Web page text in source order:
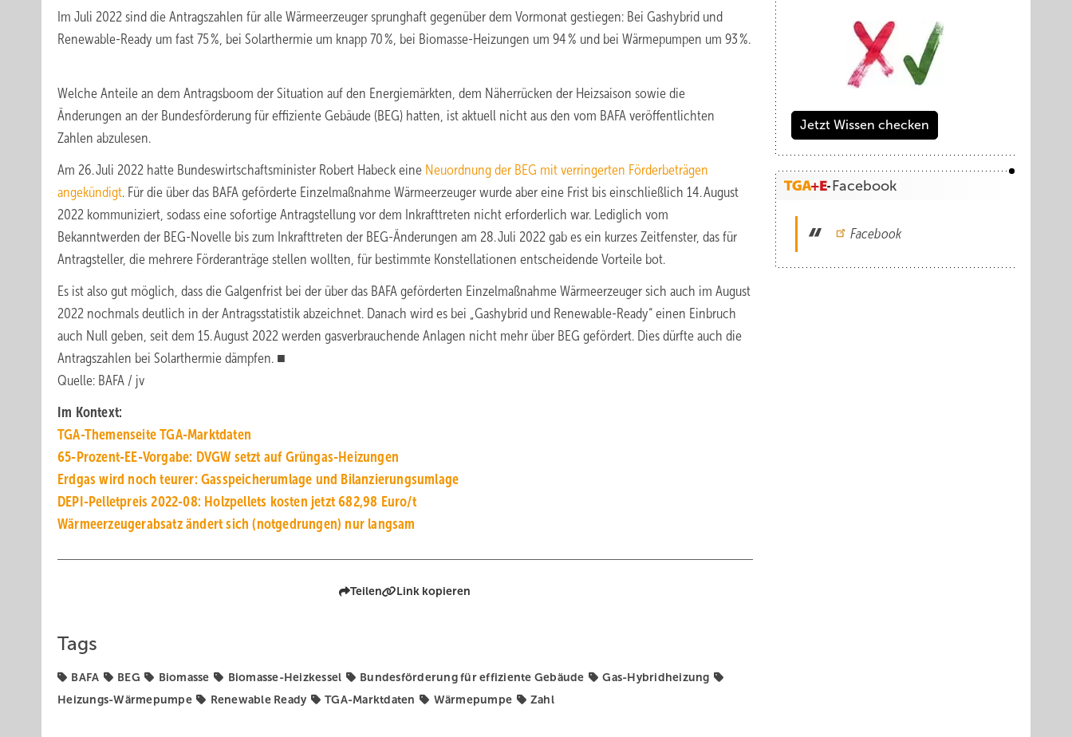
Im Juli 2022 sind die Antragszahlen für alle Wärmeerzeuger sprunghaft gegenüber dem Vormonat gestiegen: Bei Gashybrid und
Renewable-Ready um fast 75 %, bei Solarthermie um knapp 70 %, bei Biomasse-Heizungen um 94 % und bei Wärmepumpen um 93 %.
Welche Anteile an dem Antragsboom der Situation auf den Energiemärkten, dem Näherrücken der Heizsaison sowie die
Änderungen an der Bundesförderung für effiziente Gebäude (BEG) hatten, ist aktuell nicht aus den vom BAFA veröffentlichten
Zahlen abzulesen.
Am 26. Juli 2022 hatte Bundeswirtschaftsminister Robert Habeck eine Neuordnung der BEG mit verringerten Förderbeträgen
angekündigt. Für die über das BAFA geförderte Einzelmaßnahme Wärmeerzeuger wurde aber eine Frist bis einschließlich 14. August
2022 kommuniziert, sodass eine sofortige Antragstellung vor dem Inkrafttreten nicht erforderlich war. Lediglich vom
Bekanntwerden der BEG-Novelle bis zum Inkrafttreten der BEG-Änderungen am 28. Juli 2022 gab es ein kurzes Zeitfenster, das für
Antragsteller, die mehrere Förderanträge stellen wollten, für bestimmte Konstellationen entscheidende Vorteile bot.
Es ist also gut möglich, dass die Galgenfrist bei der über das BAFA geförderten Einzelmaßnahme Wärmeerzeuger sich auch im August
2022 nochmals deutlich in der Antragsstatistik abzeichnet. Danach wird es bei „Gashybrid und Renewable-Ready“ einen Einbruch
auch Null geben, seit dem 15. August 2022 werden gasverbrauchende Anlagen nicht mehr über BEG gefördert. Dies dürfte auch die
Antragszahlen bei Solarthermie dämpfen. ■
Quelle: BAFA / jv
Im Kontext:
TGA-Themenseite TGA-Marktdaten
65-Prozent-EE-Vorgabe: DVGW setzt auf Grüngas-Heizungen
Erdgas wird noch teurer: Gasspeicherumlage und Bilanzierungsumlage
DEPI-Pelletpreis 2022-08: Holzpellets kosten jetzt 682,98 Euro/t
Wärmeerzeugerabsatz ändert sich (notgedrungen) nur langsam
Teilen Link kopieren
Tags
BAFA BEG Biomasse Biomasse-Heizkessel Bundesförderung für effiziente Gebäude
Gas-Hybridheizung
Heizungs-Wärmepumpe
Renewable Ready TGA-Marktdaten Wärmepumpe Zahl
Jetzt Wissen checken
Facebook
Facebook